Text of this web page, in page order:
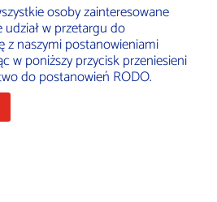
osoby zainteresowane
w przetargu do
z naszymi postanowieniami
w poniższy przycisk przeniesieni
do postanowień RODO.